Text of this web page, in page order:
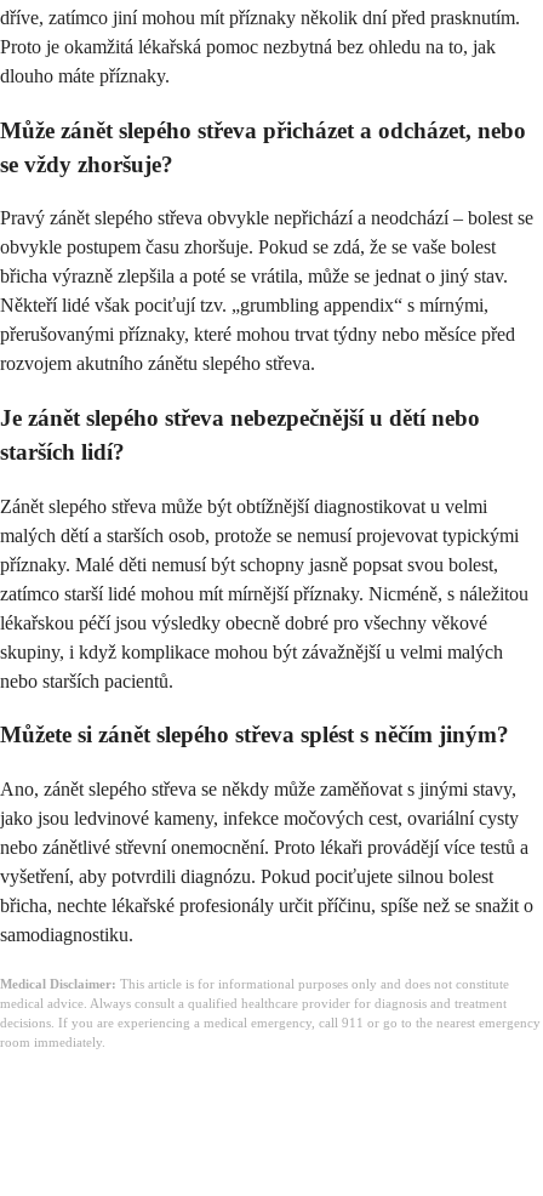
dříve, zatímco jiní mohou mít příznaky několik dní před prasknutím.
Proto je okamžitá lékařská pomoc nezbytná bez ohledu na to, jak
dlouho máte příznaky.
Může zánět slepého střeva přicházet a odcházet, nebo
se vždy zhoršuje?
Pravý zánět slepého střeva obvykle nepřichází a neodchází – bolest se
obvykle postupem času zhoršuje. Pokud se zdá, že se vaše bolest
břicha výrazně zlepšila a poté se vrátila, může se jednat o jiný stav.
Někteří lidé však pociťují tzv. „grumbling appendix“ s mírnými,
přerušovanými příznaky, které mohou trvat týdny nebo měsíce před
rozvojem akutního zánětu slepého střeva.
Je zánět slepého střeva nebezpečnější u dětí nebo
starších lidí?
Zánět slepého střeva může být obtížnější diagnostikovat u velmi
malých dětí a starších osob, protože se nemusí projevovat typickými
příznaky. Malé děti nemusí být schopny jasně popsat svou bolest,
zatímco starší lidé mohou mít mírnější příznaky. Nicméně, s náležitou
lékařskou péčí jsou výsledky obecně dobré pro všechny věkové
skupiny, i když komplikace mohou být závažnější u velmi malých
nebo starších pacientů.
Můžete si zánět slepého střeva splést s něčím jiným?
Ano, zánět slepého střeva se někdy může zaměňovat s jinými stavy,
jako jsou ledvinové kameny, infekce močových cest, ovariální cysty
nebo zánětlivé střevní onemocnění. Proto lékaři provádějí více testů a
vyšetření, aby potvrdili diagnózu. Pokud pociťujete silnou bolest
břicha, nechte lékařské profesionály určit příčinu, spíše než se snažit o
samodiagnostiku.
Medical Disclaimer: This article is for informational purposes only and does not constitute
medical advice. Always consult a qualified healthcare provider for diagnosis and treatment
decisions. If you are experiencing a medical emergency, call 911 or go to the nearest emergency
room immediately.